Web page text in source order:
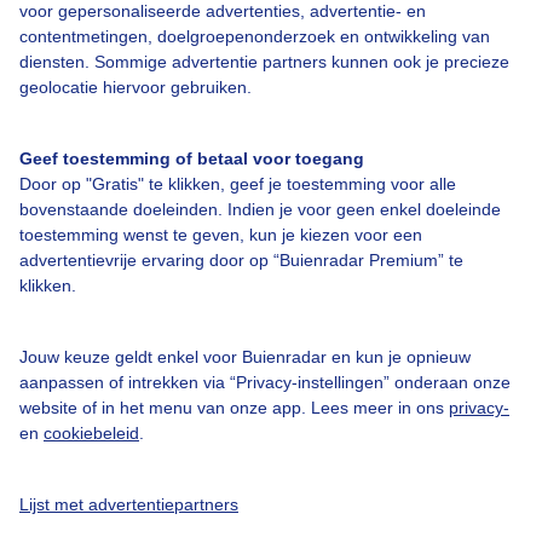
voor gepersonaliseerde advertenties, advertentie- en
contentmetingen, doelgroepenonderzoek en ontwikkeling van
diensten. Sommige advertentie partners kunnen ook je precieze
geolocatie hiervoor gebruiken.
Geef toestemming of betaal voor toegang
Door op "Gratis" te klikken, geef je toestemming voor alle
bovenstaande doeleinden. Indien je voor geen enkel doeleinde
toestemming wenst te geven, kun je kiezen voor een
advertentievrije ervaring door op “Buienradar Premium” te
klikken.
Jouw keuze geldt enkel voor Buienradar en kun je opnieuw
aanpassen of intrekken via “Privacy-instellingen” onderaan onze
website of in het menu van onze app. Lees meer in ons privacy-
en cookiebeleid
Lijst met advertentiepartners
Over Buienradar
Bedrijfsgegevens
Veelgestelde vragen
Contact
Toegankelijkheid
Adverteren
Buienradar Team
Privacy beleid